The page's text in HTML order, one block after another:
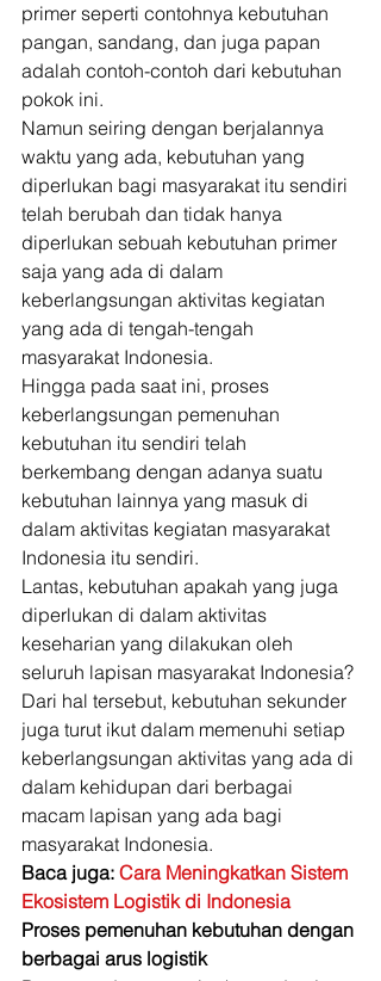
primer seperti contohnya kebutuhan
pangan, sandang, dan juga papan
adalah contoh-contoh dari kebutuhan
pokok ini.
Namun seiring dengan berjalannya
waktu yang ada, kebutuhan yang
diperlukan bagi masyarakat itu sendiri
telah berubah dan tidak hanya
diperlukan sebuah kebutuhan primer
saja yang ada di dalam
keberlangsungan aktivitas kegiatan
yang ada di tengah-tengah
masyarakat Indonesia.
Hingga pada saat ini, proses
keberlangsungan pemenuhan
kebutuhan itu sendiri telah
berkembang dengan adanya suatu
kebutuhan lainnya yang masuk di
dalam aktivitas kegiatan masyarakat
Indonesia itu sendiri.
Lantas, kebutuhan apakah yang juga
diperlukan di dalam aktivitas
keseharian yang dilakukan oleh
seluruh lapisan masyarakat Indonesia?
Dari hal tersebut, kebutuhan sekunder
juga turut ikut dalam memenuhi setiap
keberlangsungan aktivitas yang ada di
dalam kehidupan dari berbagai
macam lapisan yang ada bagi
masyarakat Indonesia.
Baca juga: Cara Meningkatkan Sistem
Ekosistem Logistik di Indonesia
Proses pemenuhan kebutuhan dengan
berbagai arus logistik